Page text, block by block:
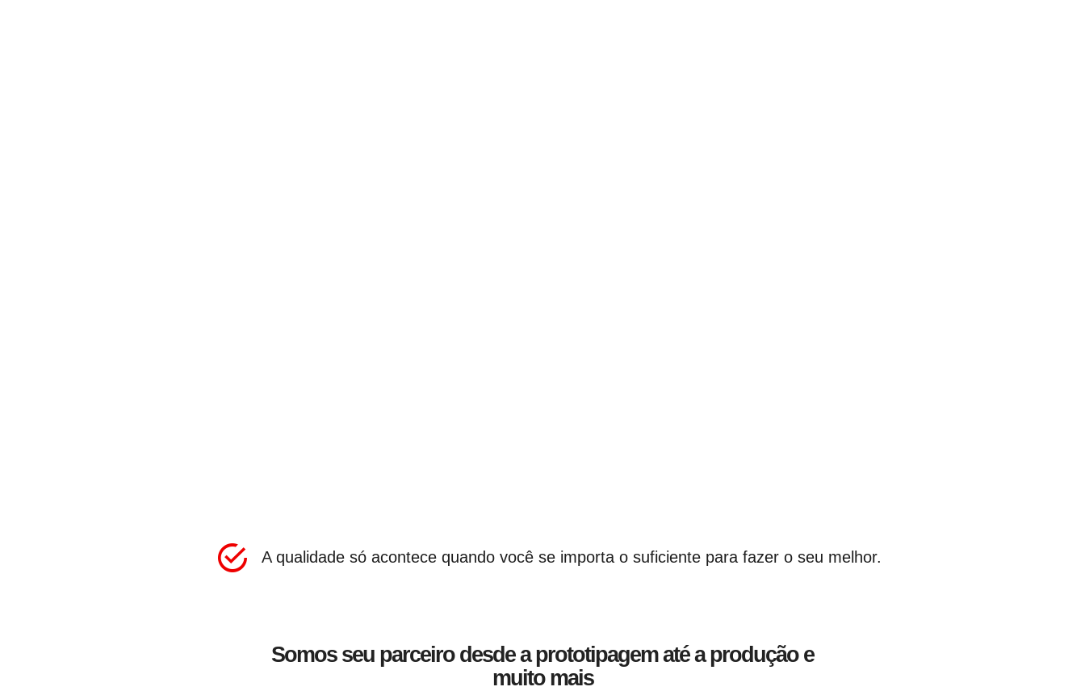
A qualidade só acontece quando você se importa o suficiente para fazer o seu melhor.
Somos seu parceiro desde a prototipagem até a produção e
muito mais